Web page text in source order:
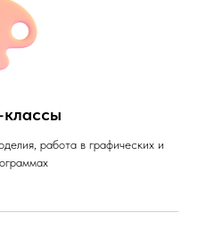
работа в графических и